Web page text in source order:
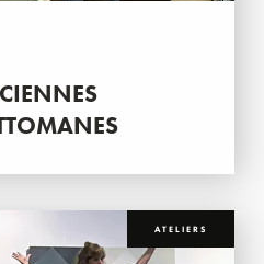
ATELIERS